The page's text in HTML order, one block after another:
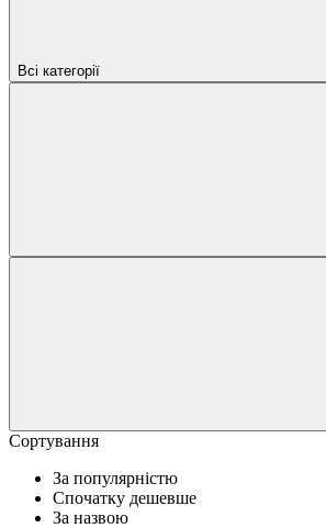
Всі категорії
Сортування
За популярністю
Спочатку дешевше
За назвою